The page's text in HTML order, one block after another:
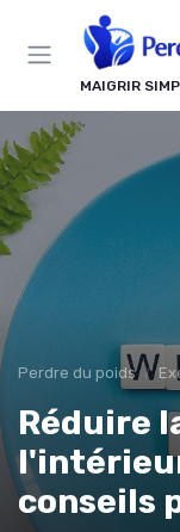
MAIGRIR
Perdre du poids
Réduire
conseils
Panneau de